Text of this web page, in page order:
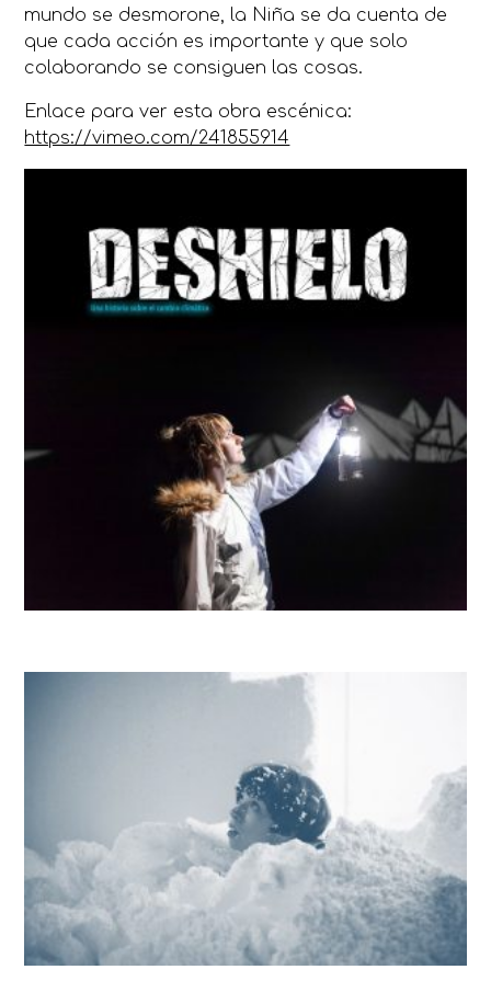
mundo se desmorone, la Niña se da cuenta de
que cada acción es importante y que solo
colaborando se consiguen las cosas.
Enlace para ver esta obra escénica:
https://vimeo.com/241855914